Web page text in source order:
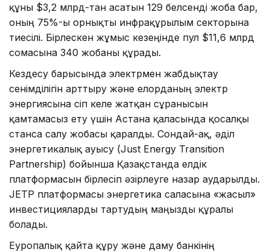
құны $3,2 млрд-тан асатын 129 белсенді жоба бар,
оның 75%-ы орнықты инфрақұрылым секторына
тиесілі. Бірлескен жұмыс кезеңінде пул $11,6 млрд
сомасына 340 жобаны құрады.
Кездесу барысында электрмен жабдықтау
сенімділігін арттыру және елорданың электр
энергиясына өсіп келе жатқан сұранысын
қамтамасыз ету үшін Астана қаласында қосалқы
станса салу жобасы қаралды. Сондай-ақ, әділ
энергетикалық ауысу (Just Energy Transition
Partnership) бойынша Қазақстанда елдік
платформасын бірлесіп әзірлеуге назар аударылды.
JETP платформасы энергетика саласына «жасыл»
инвестицияларды тартудың маңызды құралы
болады.
Еуропалық қайта құру және даму банкінің